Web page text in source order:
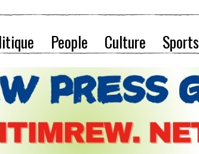
People Culture Sports